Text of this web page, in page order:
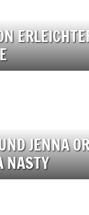
JENNA
NASTY